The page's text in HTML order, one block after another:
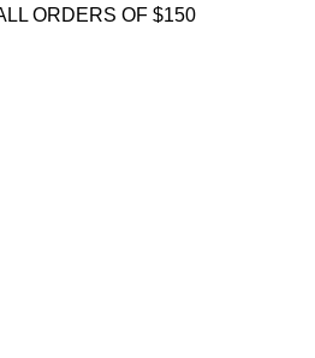
ORDERS OF $150